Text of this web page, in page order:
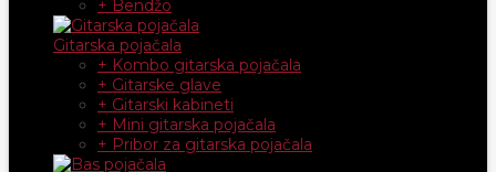
+ Bendžo
Gitarska pojačala
+ Kombo gitarska pojačala
+ Gitarske glave
+ Gitarski kabineti
+ Mini gitarska pojačala
+ Pribor za gitarska pojačala